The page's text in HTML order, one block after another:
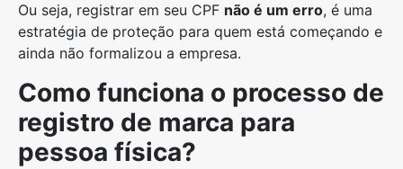
Ou seja, registrar em seu CPF não é um erro, é uma
estratégia de proteção para quem está começando e
ainda não formalizou a empresa.
Como funciona o processo de
registro de marca para
pessoa física?